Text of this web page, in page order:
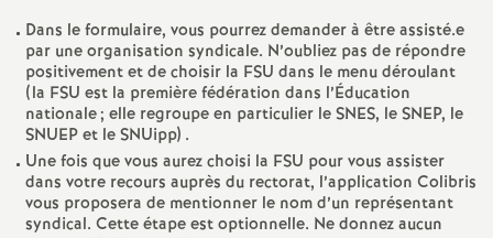
d
e
S
e
Dans le formulaire, vous pourrez demander à être assisté.e
par une organisation syndicale. N’oubliez pas de répondre
positivement et de choisir la FSU dans le menu déroulant
(la FSU est la première fédération dans l’Éducation
nationale; elle regroupe en particulier leSNES, leSNEP, le
SNUEPet le SNUipp) .
Une fois que vous aurez choisi la FSU pour vous assister
dans votre recours auprès du rectorat, l’application Colibris
vous proposera de mentionner le nom d’un représentant
syndical. Cette étape est optionnelle. Ne donnez aucun